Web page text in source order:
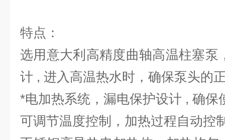
特点：
选用意大利高精度曲轴高温柱塞泵
计 , 进入高温热水时，确保泵头的
*电加热系统，漏电保护设计 , 确保
可调节温度控制，加热过程自动控